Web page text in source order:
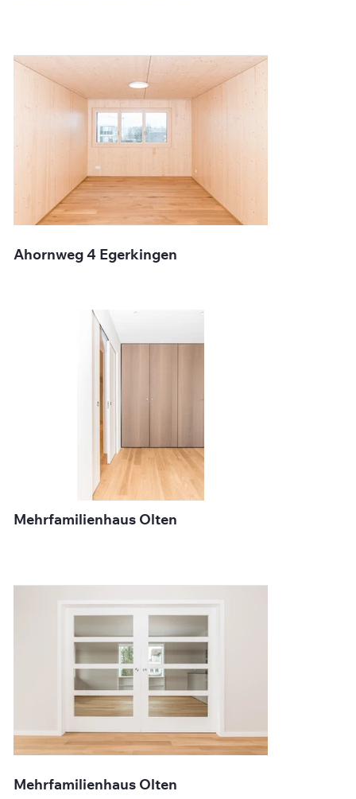
Ahornweg 4 Egerkingen
Mehrfamilienhaus Olten
Mehrfamilienhaus Olten